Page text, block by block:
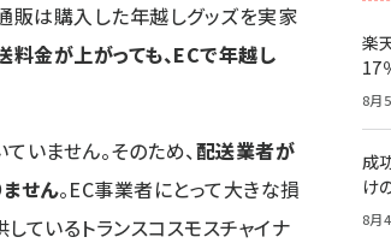
販は購入した年越しグッズを実家
料金が上がっても、ECで年越し
いません。そのため、配送業者が
せん。EC事業者にとって大きな損
ているトランスコスモスチャイナ
楽
17
8月
成
け
8月